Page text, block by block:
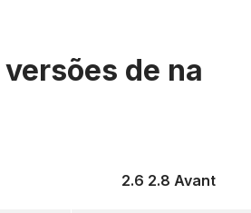
de na
2.6 2.8 Avant